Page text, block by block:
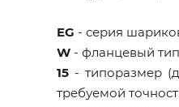
EG - серия
W - фланцевый
15 - типоразмер
требуемой